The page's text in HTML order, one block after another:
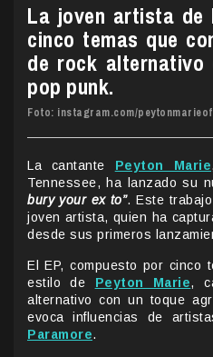
La joven artista de
cinco temas que
de rock alternativo
pop punk.
Foto: instagram.com/
La cantante Peyton Marie
Tennessee, ha lanzado su
bury your ex to”. Este
joven artista, quien ha
desde sus primeros
El EP, compuesto por cinco
estilo de Peyton Marie,
alternativo con un toque
evoca influencias de
Paramore.